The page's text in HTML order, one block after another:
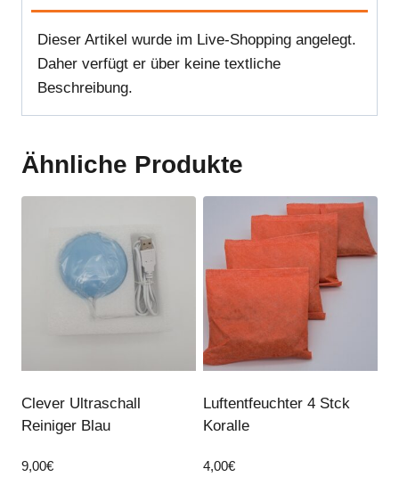
Dieser Artikel wurde im Live-Shopping angelegt.
Daher verfügt er über keine textliche
Beschreibung.
Ähnliche Produkte
Clever Ultraschall
Reiniger Blau
9,00€
Luftentfeuchter 4 Stck
Koralle
4,00€